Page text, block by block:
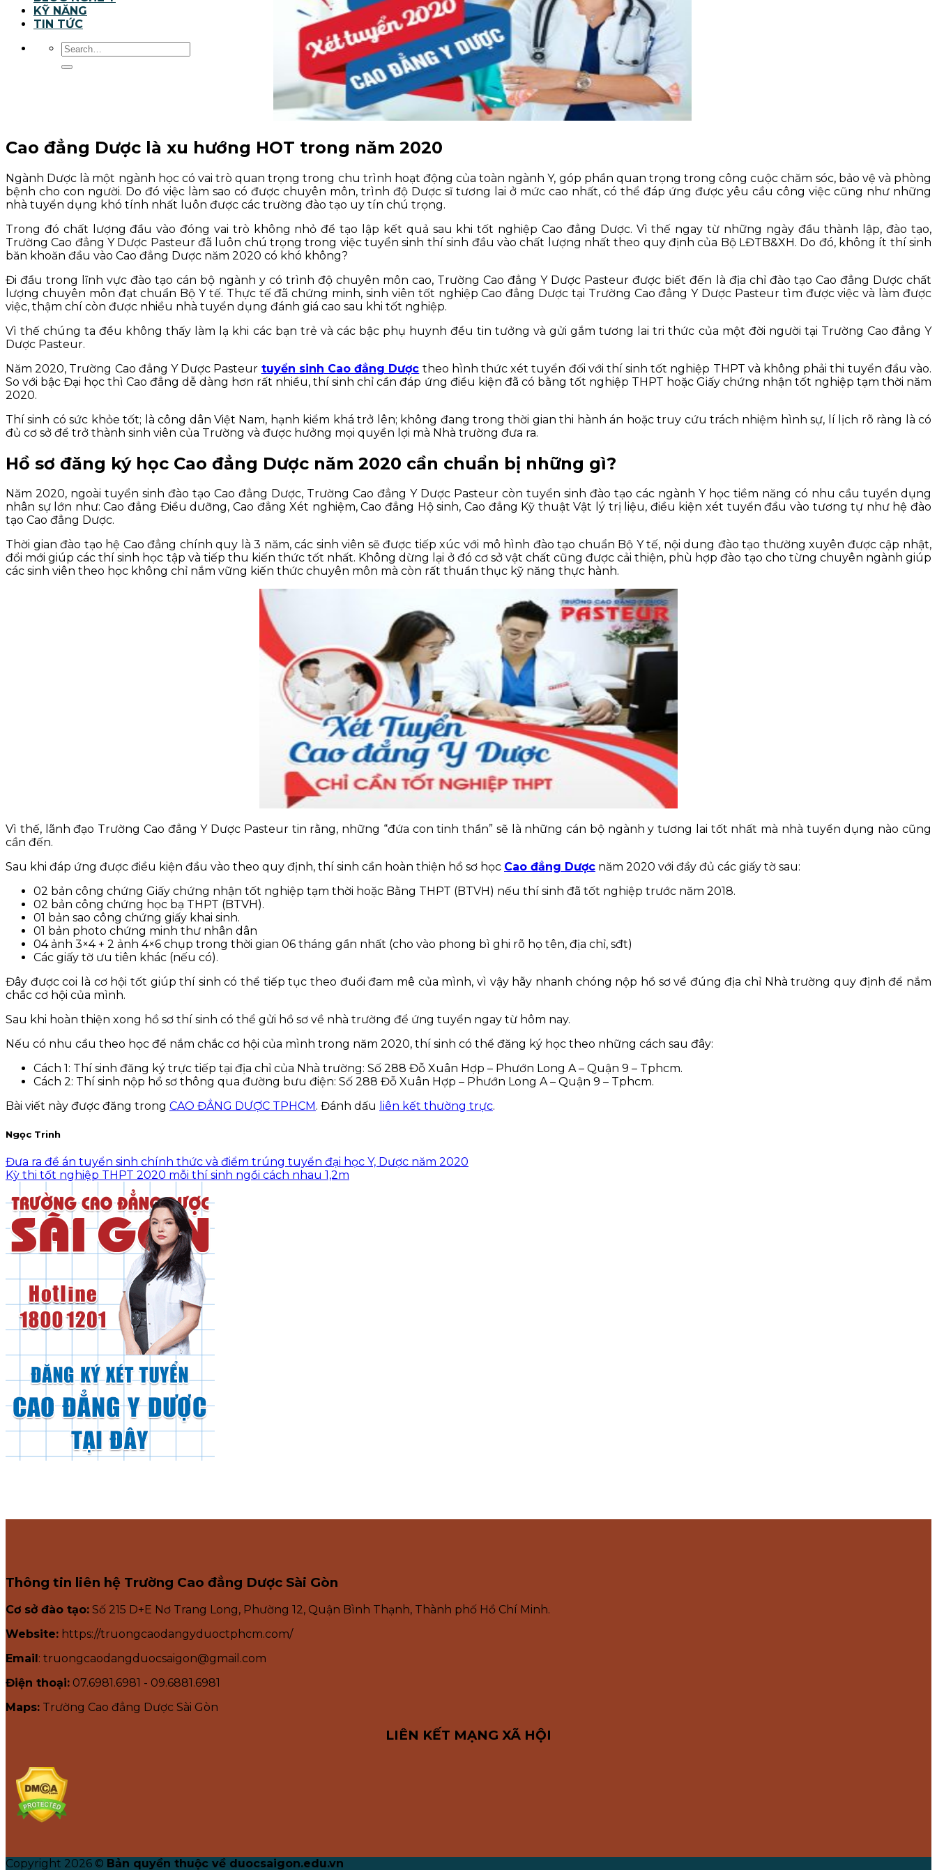
KỸ NĂNG
TIN TỨC
Cao đẳng Dược là xu hướng HOT trong năm 2020
Ngành Dược là một ngành học có vai trò quan trọng trong chu trình hoạt động của toàn ngành Y, góp phần quan trọng trong công cuộc chăm sóc, bảo vệ và phòng
bệnh cho con người. Do đó việc làm sao có được chuyên môn, trình độ Dược sĩ tương lai ở mức cao nhất, có thể đáp ứng được yêu cầu công việc cũng như những
nhà tuyển dụng khó tính nhất luôn được các trường đào tạo uy tín chú trọng.
Trong đó chất lượng đầu vào đóng vai trò không nhỏ để tạo lập kết quả sau khi tốt nghiệp Cao đẳng Dược. Vì thế ngay từ những ngày đầu thành lập, đào tạo,
Trường Cao đẳng Y Dược Pasteur đã luôn chú trọng trong việc tuyển sinh thí sinh đầu vào chất lượng nhất theo quy định của Bộ LĐTB&XH. Do đó, không ít thí sinh
băn khoăn đầu vào Cao đẳng Dược năm 2020 có khó không?
Đi đầu trong lĩnh vực đào tạo cán bộ ngành y có trình độ chuyên môn cao, Trường Cao đẳng Y Dược Pasteur được biết đến là địa chỉ đào tạo Cao đẳng Dược chất
lượng chuyên môn đạt chuẩn Bộ Y tế. Thực tế đã chứng minh, sinh viên tốt nghiệp Cao đẳng Dược tại Trường Cao đẳng Y Dược Pasteur tìm được việc và làm được
việc, thậm chí còn được nhiều nhà tuyển dụng đánh giá cao sau khi tốt nghiệp.
Vì thế chúng ta đều không thấy làm lạ khi các bạn trẻ và các bậc phụ huynh đều tin tưởng và gửi gắm tương lai tri thức của một đời người tại Trường Cao đẳng Y
Dược Pasteur.
Năm 2020, Trường Cao đẳng Y Dược Pasteur tuyển sinh Cao đẳng Dược theo hình thức xét tuyển đối với thí sinh tốt nghiệp THPT và không phải thi tuyển đầu vào.
So với bậc Đại học thì Cao đẳng dễ dàng hơn rất nhiều, thí sinh chỉ cần đáp ứng điều kiện đã có bằng tốt nghiệp THPT hoặc Giấy chứng nhận tốt nghiệp tạm thời năm
2020.
Thí sinh có sức khỏe tốt; là công dân Việt Nam, hạnh kiểm khá trở lên; không đang trong thời gian thi hành án hoặc truy cứu trách nhiệm hình sự, lí lịch rõ ràng là có
đủ cơ sở để trở thành sinh viên của Trường và được hưởng mọi quyền lợi mà Nhà trường đưa ra.
Hồ sơ đăng ký học Cao đẳng Dược năm 2020 cần chuẩn bị những gì?
Năm 2020, ngoài tuyển sinh đào tạo Cao đẳng Dược, Trường Cao đẳng Y Dược Pasteur còn tuyển sinh đào tạo các ngành Y học tiềm năng có nhu cầu tuyển dụng
nhân sự lớn như: Cao đẳng Điều dưỡng, Cao đẳng Xét nghiệm, Cao đẳng Hộ sinh, Cao đẳng Kỹ thuật Vật lý trị liệu, điều kiện xét tuyển đầu vào tương tự như hệ đào
tạo Cao đẳng Dược.
Thời gian đào tạo hệ Cao đẳng chính quy là 3 năm, các sinh viên sẽ được tiếp xúc với mô hình đào tạo chuẩn Bộ Y tế, nội dung đào tạo thường xuyên được cập nhật,
đổi mới giúp các thí sinh học tập và tiếp thu kiến thức tốt nhất. Không dừng lại ở đó cơ sở vật chất cũng được cải thiện, phù hợp đào tạo cho từng chuyên ngành giúp
các sinh viên theo học không chỉ nắm vững kiến thức chuyên môn mà còn rất thuần thục kỹ năng thực hành.
Vì thế, lãnh đạo Trường Cao đẳng Y Dược Pasteur tin rằng, những “đứa con tinh thần” sẽ là những cán bộ ngành y tương lai tốt nhất mà nhà tuyển dụng nào cũng
cần đến.
Sau khi đáp ứng được điều kiện đầu vào theo quy định, thí sinh cần hoàn thiện hồ sơ học Cao đẳng Dược năm 2020 với đầy đủ các giấy tờ sau:
02 bản công chứng Giấy chứng nhận tốt nghiệp tạm thời hoặc Bằng THPT (BTVH) nếu thí sinh đã tốt nghiệp trước năm 2018.
02 bản công chứng học bạ THPT (BTVH).
01 bản sao công chứng giấy khai sinh.
01 bản photo chứng minh thư nhân dân
04 ảnh 3×4 + 2 ảnh 4×6 chụp trong thời gian 06 tháng gần nhất (cho vào phong bì ghi rõ họ tên, địa chỉ, sđt)
Các giấy tờ ưu tiên khác (nếu có).
Đây được coi là cơ hội tốt giúp thí sinh có thể tiếp tục theo đuổi đam mê của mình, vì vậy hãy nhanh chóng nộp hồ sơ về đúng địa chỉ Nhà trường quy định để nắm
chắc cơ hội của mình.
Sau khi hoàn thiện xong hồ sơ thí sinh có thể gửi hồ sơ về nhà trường để ứng tuyển ngay từ hôm nay.
Nếu có nhu cầu theo học để nắm chắc cơ hội của mình trong năm 2020, thí sinh có thể đăng ký học theo những cách sau đây:
Cách 1: Thí sinh đăng ký trực tiếp tại địa chỉ của Nhà trường: Số 288 Đỗ Xuân Hợp – Phướn Long A – Quận 9 – Tphcm.
Cách 2: Thí sinh nộp hồ sơ thông qua đường bưu điện: Số 288 Đỗ Xuân Hợp – Phướn Long A – Quận 9 – Tphcm.
Bài viết này được đăng trong CAO ĐẲNG DƯỢC TPHCM . Đánh dấu liên kết thường trực.
Ngọc Trinh
Đưa ra đề án tuyển sinh chính thức và điểm trúng tuyển đại học Y, Dược năm 2020
Kỳ thi tốt nghiệp THPT 2020 mỗi thí sinh ngồi cách nhau 1,2m
Thông tin liên hệ Trường Cao đẳng Dược Sài Gòn
Cơ sở đào tạo: Số 215 D+E Nơ Trang Long, Phường 12, Quận Bình Thạnh, Thành phố Hồ Chí Minh.
Website: https://truongcaodangyduoctphcm.com/
Email : truongcaodangduocsaigon@gmail.com
Điện thoại: 07.6981.6981 - 09.6881.6981
Maps: Trường Cao đẳng Dược Sài Gòn
LIÊN KẾT MẠNG XÃ HỘI
Copyright 2026 © Bản quyền thuộc về duocsaigon.edu.vn